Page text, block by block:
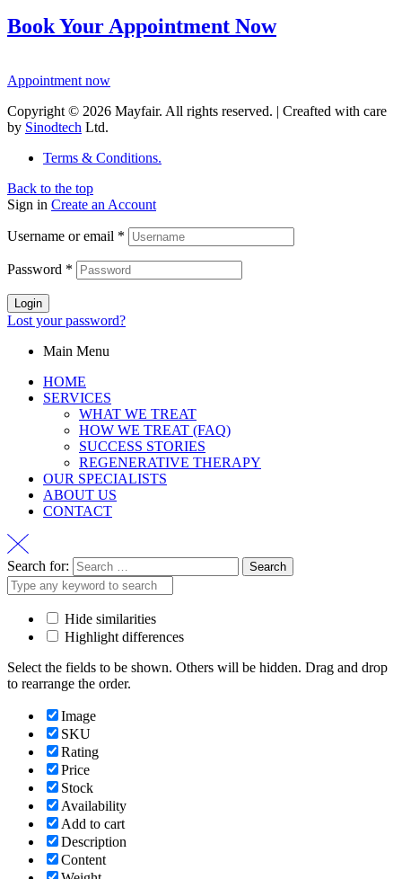
Book Your Appointment Now
Appointment now
Copyright © 2026 Mayfair. All rights reserved. | Creafted with care
by Sinodtech Ltd.
Terms & Conditions.
Back to the top
Sign in Create an Account
Username or email *
Password *
Login
Lost your password?
Main Menu
HOME
SERVICES
WHAT WE TREAT
HOW WE TREAT (FAQ)
SUCCESS STORIES
REGENERATIVE THERAPY
OUR SPECIALISTS
ABOUT US
CONTACT
Search for:
Hide similarities
Highlight differences
Select the fields to be shown. Others will be hidden. Drag and drop
to rearrange the order.
Image
SKU
Rating
Price
Stock
Availability
Add to cart
Description
Content